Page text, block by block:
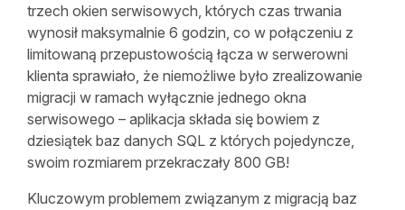
trzech okien serwisowych, których czas trwania
wynosił maksymalnie 6 godzin, co w połączeniu z
limitowaną przepustowością łącza w serwerowni
klienta sprawiało, że niemożliwe było zrealizowanie
migracji w ramach wyłącznie jednego okna
serwisowego – aplikacja składa się bowiem z
dziesiątek baz danych SQL z których pojedyncze,
swoim rozmiarem przekraczały 800 GB!
Kluczowym problemem związanym z migracją baz